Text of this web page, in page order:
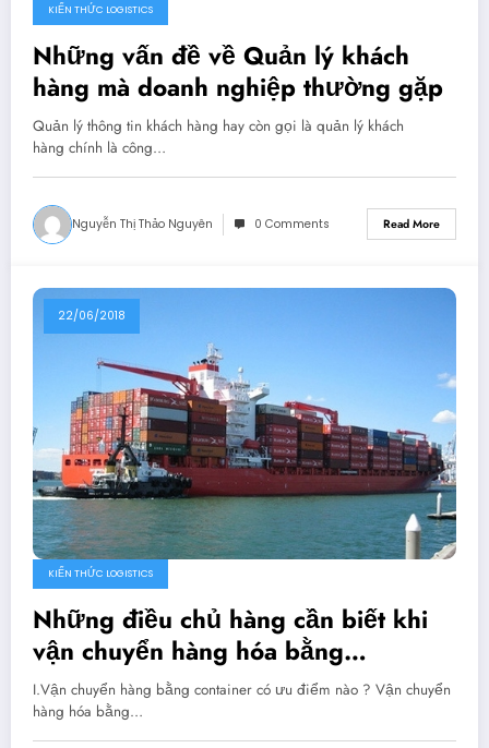
KIẾN THỨC LOGISTICS
Những vấn đề về Quản lý khách
hàng mà doanh nghiệp thường gặp
Quản lý thông tin khách hàng hay còn gọi là quản lý khách
hàng chính là công…
Nguyễn Thị Thảo Nguyên 0 Comments Read More
22/06/2018
KIẾN THỨC LOGISTICS
Những điều chủ hàng cần biết khi
vận chuyển hàng hóa bằng
container
I.Vận chuyển hàng bằng container có ưu điểm nào ? Vận chuyển
hàng hóa bằng…